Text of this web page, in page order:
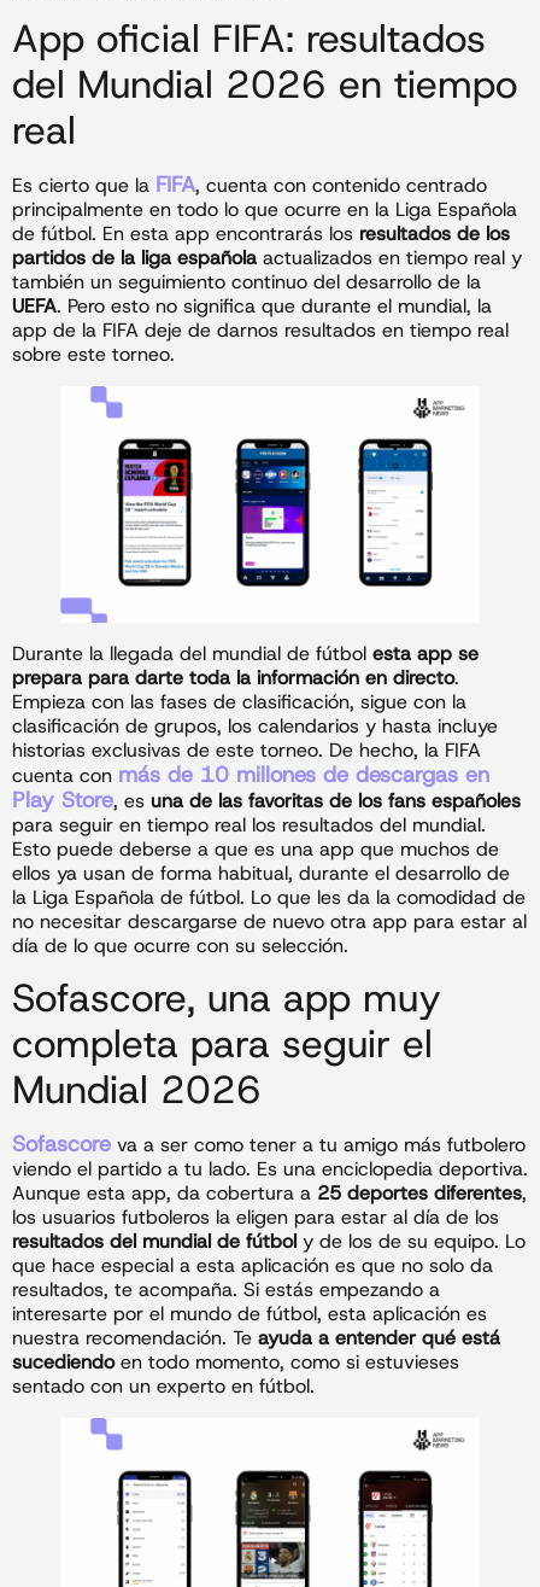
App oficial FIFA: resultados
del Mundial 2026 en tiempo
real
Es cierto que la FIFA, cuenta con contenido centrado
principalmente en todo lo que ocurre en la Liga Española
de fútbol. En esta app encontrarás los resultados de los
partidos de la liga española actualizados en tiempo real y
también un seguimiento continuo del desarrollo de la
UEFA. Pero esto no significa que durante el mundial, la
app de la FIFA deje de darnos resultados en tiempo real
sobre este torneo.
Durante la llegada del mundial de fútbol esta app se
prepara para darte toda la información en directo.
Empieza con las fases de clasificación, sigue con la
clasificación de grupos, los calendarios y hasta incluye
historias exclusivas de este torneo. De hecho, la FIFA
cuenta con más de 10 millones de descargas en
Play Store, es una de las favoritas de los fans españoles
para seguir en tiempo real los resultados del mundial.
Esto puede deberse a que es una app que muchos de
ellos ya usan de forma habitual, durante el desarrollo de
la Liga Española de fútbol. Lo que les da la comodidad de
no necesitar descargarse de nuevo otra app para estar al
día de lo que ocurre con su selección.
Sofascore, una app muy
completa para seguir el
Mundial 2026
Sofascore va a ser como tener a tu amigo más futbolero
viendo el partido a tu lado. Es una enciclopedia deportiva.
Aunque esta app, da cobertura a 25 deportes diferentes,
los usuarios futboleros la eligen para estar al día de los
resultados del mundial de fútbol y de los de su equipo. Lo
que hace especial a esta aplicación es que no solo da
resultados, te acompaña. Si estás empezando a
interesarte por el mundo de fútbol, esta aplicación es
nuestra recomendación. Te ayuda a entender qué está
sucediendoen todo momento, como si estuvieses
sentado con un experto en fútbol.